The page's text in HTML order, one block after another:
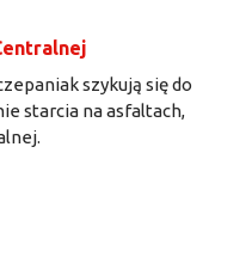
szykują się do
starcia na asfaltach,